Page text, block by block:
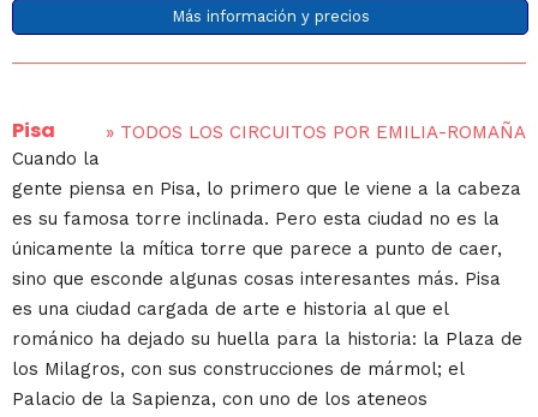
Más información y precios
» TODOS LOS CIRCUITOS POR EMILIA-ROMAÑA
Pisa
Cuando la
gente piensa en Pisa, lo primero que le viene a la cabeza
es su famosa torre inclinada. Pero esta ciudad no es la
únicamente la mítica torre que parece a punto de caer,
sino que esconde algunas cosas interesantes más. Pisa
es una ciudad cargada de arte e historia al que el
románico ha dejado su huella para la historia: la Plaza de
los Milagros, con sus construcciones de mármol; el
Palacio de la Sapienza, con uno de los ateneos